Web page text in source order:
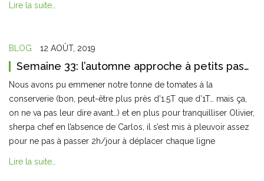
Lire la suite…
BLOG 12 AOÛT, 2019
Semaine 33: l’automne approche à petits pas…
Nous avons pu emmener notre tonne de tomates à la
conserverie (bon, peut-être plus près d’1.5T que d’1T… mais ça,
on ne va pas leur dire avant…) et en plus pour tranquilliser Olivier,
sherpa chef en l’absence de Carlos, il s’est mis à pleuvoir assez
pour ne pas à passer 2h/jour à déplacer chaque ligne
Lire la suite…